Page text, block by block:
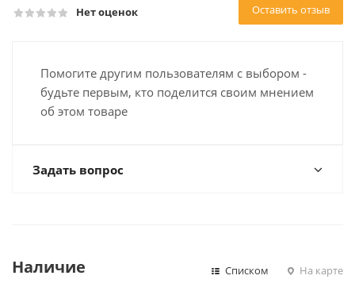
Нет оценок Оставить отзыв
Помогите другим пользователям с выбором -
будьте первым, кто поделится своим мнением
об этом товаре
Задать вопрос
Наличие Списком На карте